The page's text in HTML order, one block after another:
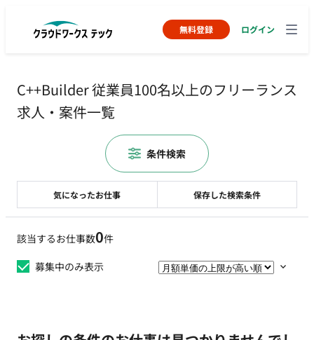
無料登録 ログイン
C++Builder 従業員100名以上のフリーランス
求人・案件一覧
該当するお仕事数0件
募集中のみ表示
気になったお仕事 保存した検索条件
条件検索